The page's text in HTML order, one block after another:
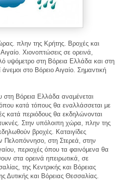
πλην της Κρήτης. Βροχές και
Χιονοπτώσεις σε ορεινά,
υψόμετρο στη Βόρεια Ελλάδα και στη
στο Βόρειο Αιγαίο. Σημαντική
στη Βόρεια Ελλάδα αναμένεται
κατά τόπους θα εναλλάσσεται με
κατά περιόδους θα εκδηλώνονται
Στην υπόλοιπη χώρα, πλην της
βροχές. Καταιγίδες
Πελοπόννησο, στη Στερεά, στην
περιοχές όπου τα φαινόμενα θα
στα ορεινά ηπειρωτικά, σε
της Κεντρικής και Βόρειας
Δυτικής και Βόρειας Θεσσαλίας.